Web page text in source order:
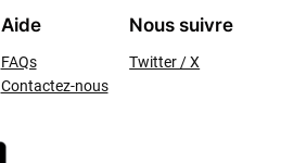
Aide
FAQs
Contactez-nous
Nous suivre
Twitter / X